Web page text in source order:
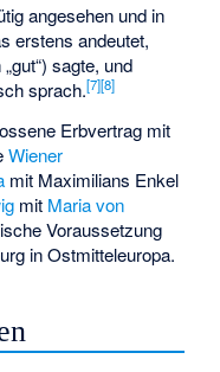
angesehen und in
erstens andeutet,
sagte, und
sprach.[7][8]
Erbvertrag mit
Wiener
mit Maximilians Enkel
mit Maria von
Voraussetzung
in Ostmitteleuropa.